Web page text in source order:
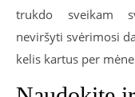
trukdo sveikam
neviršyti svėrimosi
kelis kartus per